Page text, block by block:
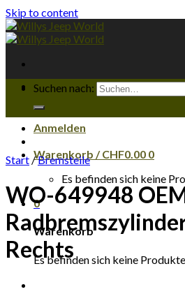
Skip to content
Suchen nach:
Anmelden
Warenkorb /CHF0.00 0
Es befinden sich keine
0
Warenkorb
Es befinden sich keine
Start /Bremsteile
WO-649948
Rechts